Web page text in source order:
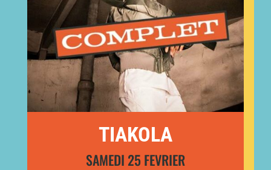
TIAKOLA
SAMEDI 25 FEVRIER